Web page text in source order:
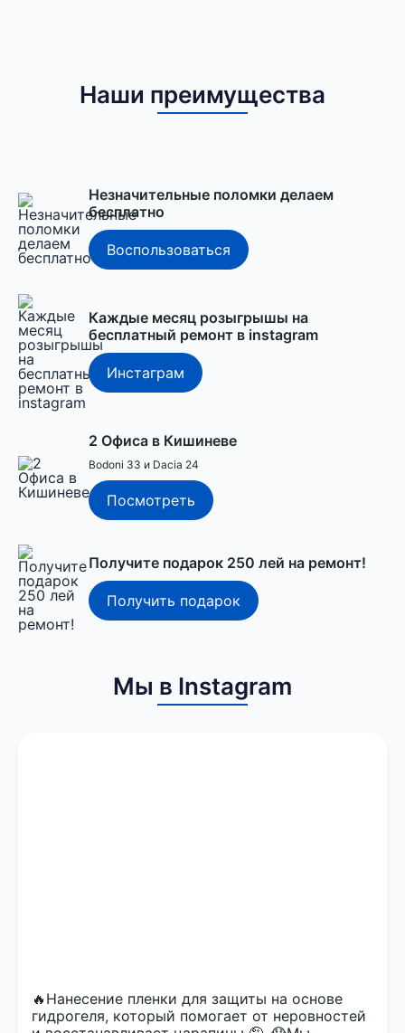
Наши преимущества
Незначительные поломки делаем
бесплатно
Воспользоваться
Каждые месяц розыгрышы на
бесплатный ремонт в instagram
Инстаграм
2 Офиса в Кишиневе
Bodoni 33 и Dacia 24
Посмотреть
Получите подарок 250 лей на ремонт!
Получить подарок
Мы в Instagram
🔥Нанесение пленки для защиты на основе
гидрогеля, который помогает от неровностей